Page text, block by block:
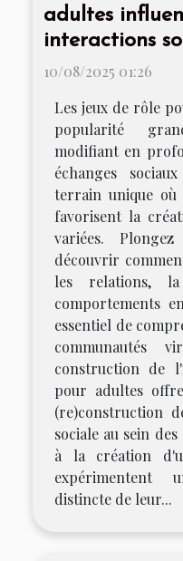
adultes
interactions
10/08/2025 01:26
Les jeux de rôle
popularité
modifiant en
échanges
terrain unique où
favorisent la
variées.
découvrir
les relations,
comportements
essentiel de
communautés
construction de
pour adultes
(re)construction
sociale au sein
à la création
expérimentent
distincte de leur...